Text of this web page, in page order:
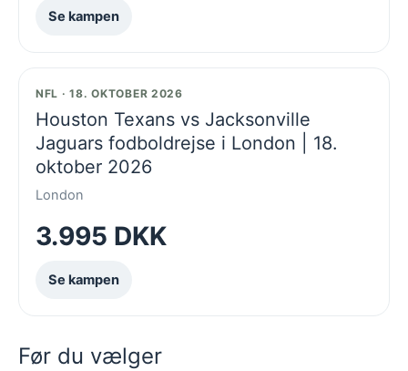
Se kampen
NFL · 18. OKTOBER 2026
Houston Texans vs Jacksonville
Jaguars fodboldrejse i London | 18.
oktober 2026
London
3.995 DKK
Se kampen
Før du vælger